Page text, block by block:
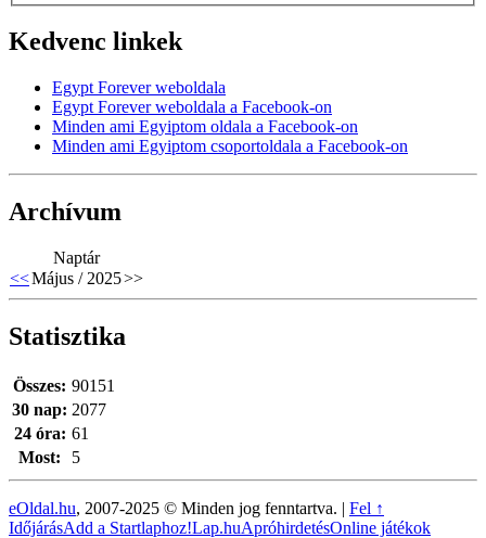
Kedvenc linkek
Egypt Forever weboldala
Egypt Forever weboldala a Facebook-on
Minden ami Egyiptom oldala a Facebook-on
Minden ami Egyiptom csoportoldala a Facebook-on
Archívum
Naptár
<<Május / 2025>>
Statisztika
Most: 5
Összes: 90151
30 nap: 2077
24 óra: 61
eOldal.hu, 2007-2025 © Minden jog fenntartva. | Fel ↑
IdőjárásAdd a Startlaphoz!Lap.huApróhirdetésOnline játékok